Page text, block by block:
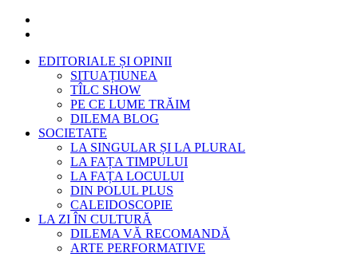
EDITORIALE ȘI OPINII
SITUAȚIUNEA
TÎLC SHOW
PE CE LUME TRĂIM
DILEMA BLOG
SOCIETATE
LA SINGULAR ȘI LA PLURAL
LA FAȚA TIMPULUI
LA FAȚA LOCULUI
DIN POLUL PLUS
CALEIDOSCOPIE
LA ZI ÎN CULTURĂ
DILEMA VĂ RECOMANDĂ
ARTE PERFORMATIVE